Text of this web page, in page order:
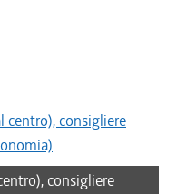
consigliere